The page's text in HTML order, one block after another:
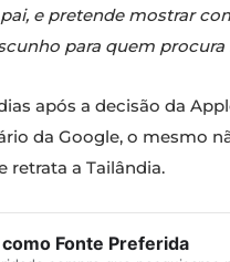
e pretende mostrar
para quem procura
após a decisão da
da Google, o mesmo
retrata a Tailândia.
Fonte Preferida